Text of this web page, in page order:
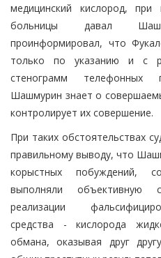
медицинский кислород,
больницы давал
проинформировал, что
только по указанию и с
стенограмм телефонных
Шашмурин знает о
контролирует их совершение.
При таких обстоятельствах
правильному выводу, что
корыстных побуждений,
выполняли объективную
реализации
средства - кислорода
обмана, оказывая друг